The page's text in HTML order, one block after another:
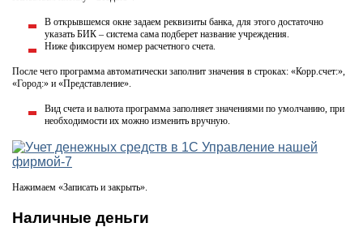
В открывшемся окне задаем реквизиты банка, для этого достаточно
указать БИК – система сама подберет название учреждения.
Ниже фиксируем номер расчетного счета.
После чего программа автоматически заполнит значения в строках: «Корр.счет:»,
«Город:» и «Представление».
Вид счета и валюта программа заполняет значениями по умолчанию, при
необходимости их можно изменить вручную.
Нажимаем «Записать и закрыть».
Наличные деньги